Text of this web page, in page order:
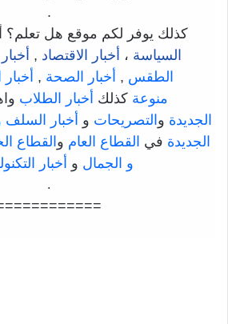
.
كذلك يوفر لكم موقع هل تعلم؟
السياسة ، أخبار الاقتصاد ,
الطقس , أخبار الصحة , أخبار
منوعة كذلك أخبار الطلاب
الجديدة و التصريحات و أخبار
الجديدة في القطاع العام و القطاع
و الجمال و أخبار
.